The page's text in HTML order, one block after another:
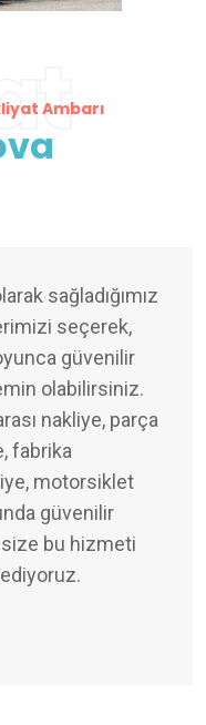
Ambarı
sağladığımız
seçerek,
güvenilir
olabilirsiniz.
nakliye, parça
fabrika
motorsiklet
güvenilir
bu hizmeti